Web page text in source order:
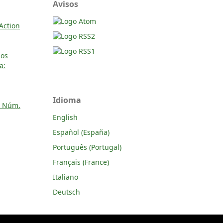
Núm.
Avisos
Idioma
English
Español (España)
Português (Portugal)
Français (France)
Italiano
Deutsch